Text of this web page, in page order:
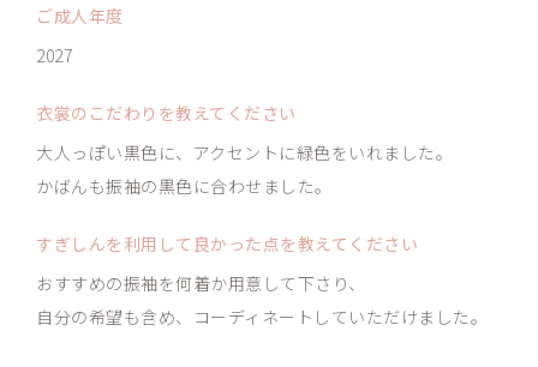
ご成人年度
2027
衣裳のこだわりを教えてください
大人っぽい黒色に、アクセントに緑色をいれました。
かばんも振袖の黒色に合わせました。
すぎしんを利用して良かった点を教えてください
おすすめの振袖を何着か用意して下さり、
自分の希望も含め、コーディネートしていただけました。